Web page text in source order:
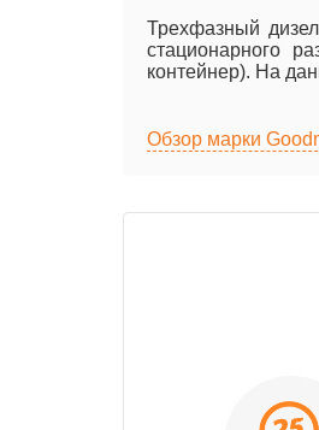
Трехфазный
стационарного
контейнер). На
Обзор марки